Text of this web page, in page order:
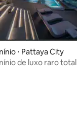
⋅ Pattaya City
de luxo raro